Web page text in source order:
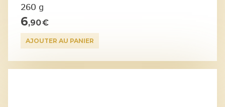
260 g
6,90 €
AJOUTER AU PANIER